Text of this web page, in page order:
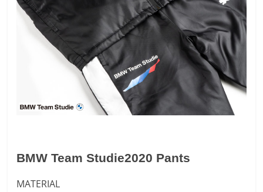
BMW Team Studie2020 Pants
MATERIAL